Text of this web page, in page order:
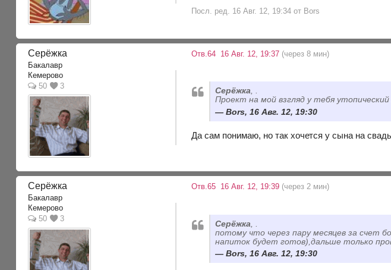
Посл. ред. 16 Авг. 12, 19:34 от Bors
Серёжка
Бакалавр
Кемерово
50
3
Отв.64 16 Авг. 12, 19:37 (через 8 мин)
Серёжка, .
Проект на мой взгляд у тебя
Bors, 16 Авг. 12, 19:30
Да сам понимаю, но так хочется у сына на
Серёжка
Бакалавр
Кемерово
50
3
Отв.65 16 Авг. 12, 19:39 (через 2 мин)
Серёжка
потому что через пару месяцев за счет
напиток будет готов),дальше только
Bors, 16 Авг. 12, 19:30